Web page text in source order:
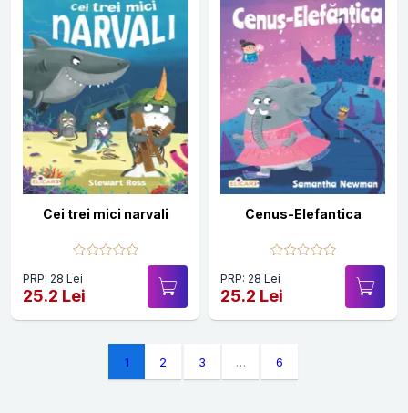
Cei trei mici narvali
PRP: 28 Lei
25.2 Lei
Cenus-Elefantica
PRP: 28 Lei
25.2 Lei
1 2 3 … 6